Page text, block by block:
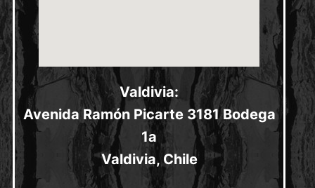
Valdivia:
Avenida Ramón Picarte 3181 Bodega
1a
Valdivia, Chile